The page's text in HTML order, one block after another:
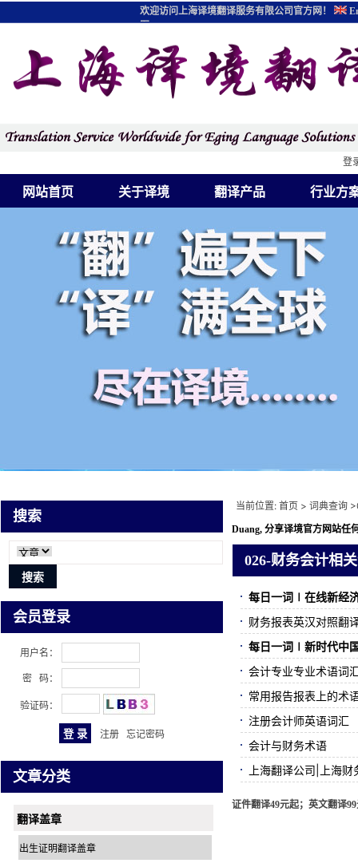
网站首页 关于译境 翻译产品 行业方
登
欢迎访问上海译境翻译服务有限公司官方网！
图
搜索
会员登录
用户名：
密 码：
验证码：
注册 忘记密码
文章分类
翻译盖章
出生证明翻译盖章
当前位置: 首页 > 词典查询 >
Duang, 分享译境官方网站任
026-财务会计相
每日一词∣在线新经
财务报表英汉对照翻
每日一词∣新时代中
会计专业专业术语词
常用报告报表上的术
注册会计师英语词汇
会计与财务术语
上海翻译公司|上海
证件翻译49元起；英文翻译